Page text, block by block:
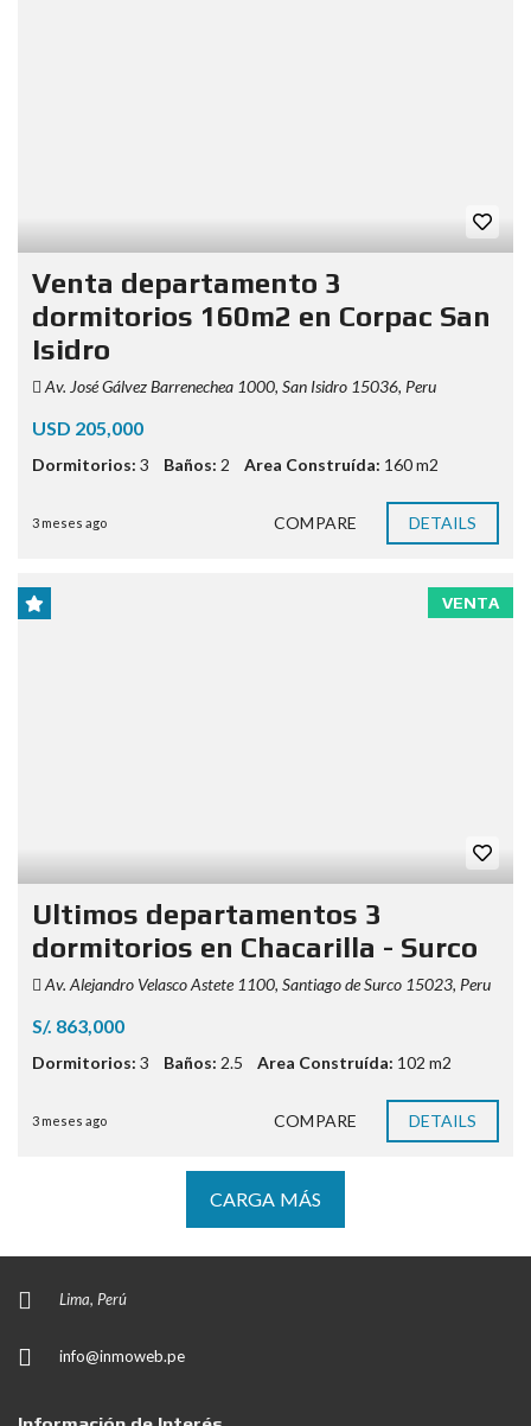
Venta departamento 3
dormitorios 160m2 en Corpac San
Isidro
Av. José Gálvez Barrenechea 1000, San Isidro 15036, Peru
USD 205,000
Dormitorios: 3 Baños: 2 Area Construída: 160 m2
3 meses ago COMPARE DETAILS
VENTA
Ultimos departamentos 3
dormitorios en Chacarilla - Surco
Av. Alejandro Velasco Astete 1100, Santiago de Surco 15023, Peru
S/. 863,000
Dormitorios: 3 Baños: 2.5 Area Construída: 102 m2
3 meses ago COMPARE DETAILS
CARGA MÁS
Lima, Perú
info@inmoweb.pe